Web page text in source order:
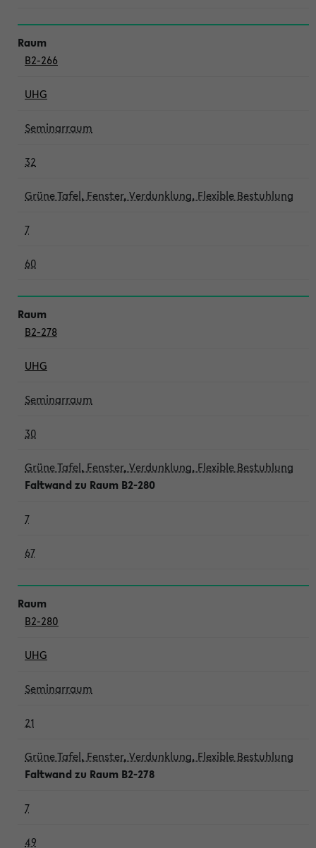
B2-266
UHG
Seminarraum
32
Grüne Tafel, Fenster, Verdunklung, Flexible Bestuhlung
7
60
B2-278
UHG
Seminarraum
30
Grüne Tafel, Fenster, Verdunklung, Flexible Bestuhlung
Faltwand zu Raum B2-280
7
67
B2-280
UHG
Seminarraum
21
Grüne Tafel, Fenster, Verdunklung, Flexible Bestuhlung
Faltwand zu Raum B2-278
7
49